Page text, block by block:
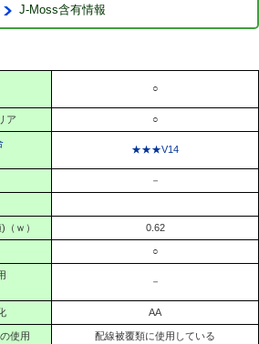
J-Moss含有情報
○
ア ○
★★★V14
－
ｗ） 0.62
○
－
AA
使用 配線被覆類に使用している